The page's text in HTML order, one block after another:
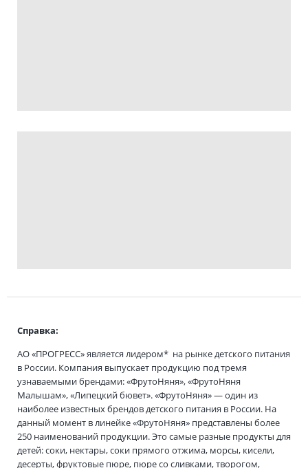
Справка:
АО «ПРОГРЕСС» является лидером* на рынке детского питания
в России. Компания выпускает продукцию под тремя
узнаваемыми брендами: «ФрутоНяня», «ФрутоНяня
Малышам», «Липецкий бювет». «ФрутоНяня» — один из
наиболее известных брендов детского питания в России. На
данный момент в линейке «ФрутоНяня» представлены более
250 наименований продукции. Это самые разные продукты для
детей: соки, нектары, соки прямого отжима, морсы, кисели,
десерты, фруктовые пюре, пюре со сливками, творогом,